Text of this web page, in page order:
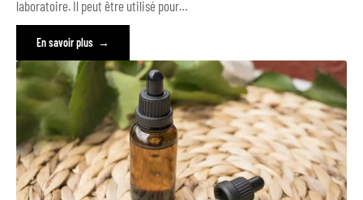
laboratoire. Il peut être utilisé pour…
En savoir plus